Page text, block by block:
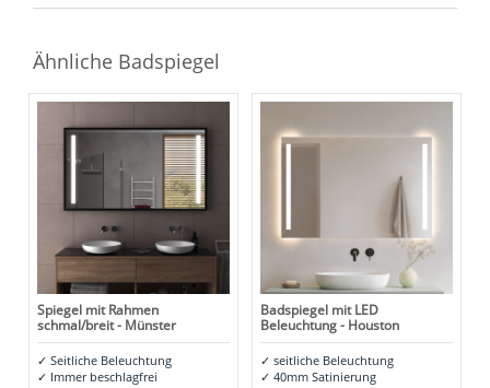
Ähnliche Badspiegel
Spiegel mit Rahmen
schmal/breit - Münster
✓ Seitliche Beleuchtung
✓ Immer beschlagfrei
Badspiegel mit LED
Beleuchtung - Houston
✓ seitliche Beleuchtung
✓ 40mm Satinierung